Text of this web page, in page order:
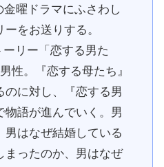
曜ドラマにふさわし
をお送りする。
リー「恋する男た
性。『恋する母たち』
のに対し、『恋する男
物語が進んでいく。男
男はなぜ結婚している
まったのか、男はなぜ